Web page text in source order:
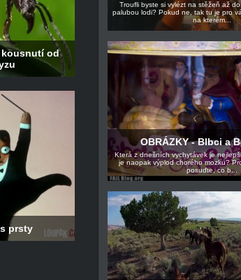
kousnutí od
prsty
Troufli byste si vylézt na stěžeň až
palubou lodi? Pokud ne, tak tu je pro
na kterém...
OBRÁZKY - Blbci a
Která z dnešních vychytávek je
je naopak výplod chorého mozku?
posuďte, co b...